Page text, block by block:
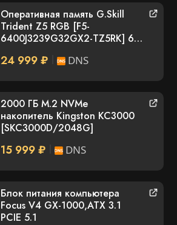
Оперативная память G.Skill
Trident Z5 RGB [F5-
6400J3239G32GX2-TZ5RK] 64
24 999 ₽ DNS
2000 ГБ M.2 NVMe
накопитель Kingston KC3000
[SKC3000D/2048G]
15 999 ₽ DNS
Блок питания компьютера
Focus V4 GX-1000,ATX 3.1
PCIE 5.1